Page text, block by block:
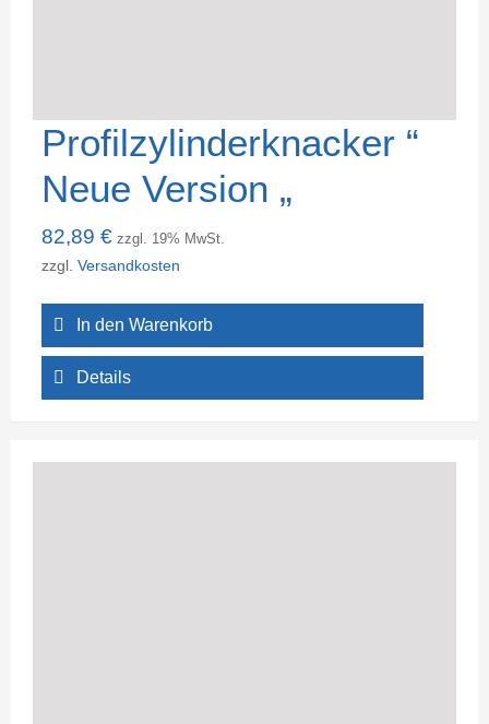
Profilzylinderknacker “
Neue Version „
82,89 € zzgl. 19% MwSt.
zzgl. Versandkosten
In den Warenkorb
Details